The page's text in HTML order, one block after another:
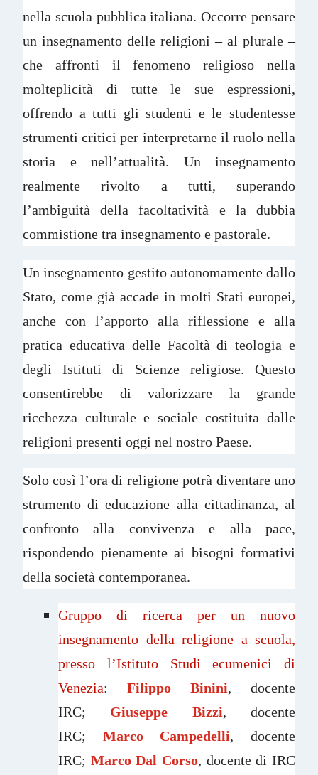
nella scuola pubblica italiana. Occorre pensare
un insegnamento delle religioni – al plurale –
che affronti il fenomeno religioso nella
molteplicità di tutte le sue espressioni,
offrendo a tutti gli studenti e le studentesse
strumenti critici per interpretarne il ruolo nella
storia e nell’attualità. Un insegnamento
realmente rivolto a tutti, superando
l’ambiguità della facoltatività e la dubbia
commistione tra insegnamento e pastorale.
Un insegnamento gestito autonomamente dallo
Stato, come già accade in molti Stati europei,
anche con l’apporto alla riflessione e alla
pratica educativa delle Facoltà di teologia e
degli Istituti di Scienze religiose. Questo
consentirebbe di valorizzare la grande
ricchezza culturale e sociale costituita dalle
religioni presenti oggi nel nostro Paese.
Solo così l’ora di religione potrà diventare uno
strumento di educazione alla cittadinanza, al
confronto alla convivenza e alla pace,
rispondendo pienamente ai bisogni formativi
della società contemporanea.
Gruppo di ricerca per un nuovo
insegnamento della religione a scuola,
presso l’Istituto Studi ecumenici di
Venezia: Filippo Binini, docente
IRC; Giuseppe Bizzi, docente
IRC; Marco Campedelli, docente
IRC; Marco Dal Corso, docente di IRC